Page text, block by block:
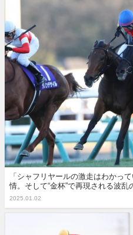
「シャフリヤールの激走はわかっ
情。そして“金杯”で再現される波乱
2025.01.02